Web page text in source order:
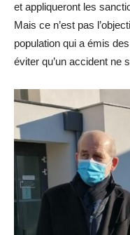
et appliqueront les
Mais ce n’est pas
population qui a émis
éviter qu’un accident ne